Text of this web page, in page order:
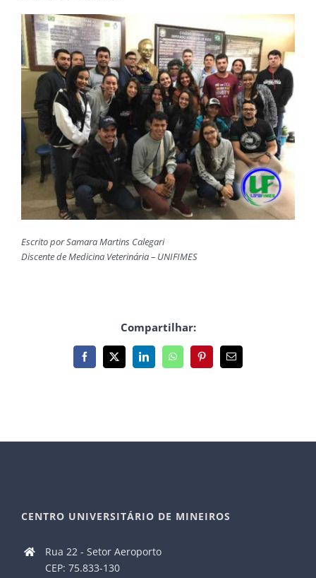
Escrito por Samara Martins Calegari
Discente de Medicina Veterinária – UNIFIMES
Compartilhar:
Facebook
X LinkedInWhatsAppPinterest
E-
mail
CENTRO UNIVERSITÁRIO DE MINEIROS
Rua 22 - Setor Aeroporto
CEP: 75.833-130